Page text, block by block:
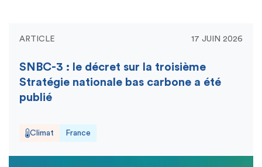
ARTICLE 17 JUIN 2026
SNBC-3 : le décret sur la troisième
Stratégie nationale bas carbone a été
publié
Climat France